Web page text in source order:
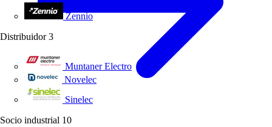
Zennio
Distribuidor 3
Muntaner Electro
Novelec
Sinelec
Socio industrial 10